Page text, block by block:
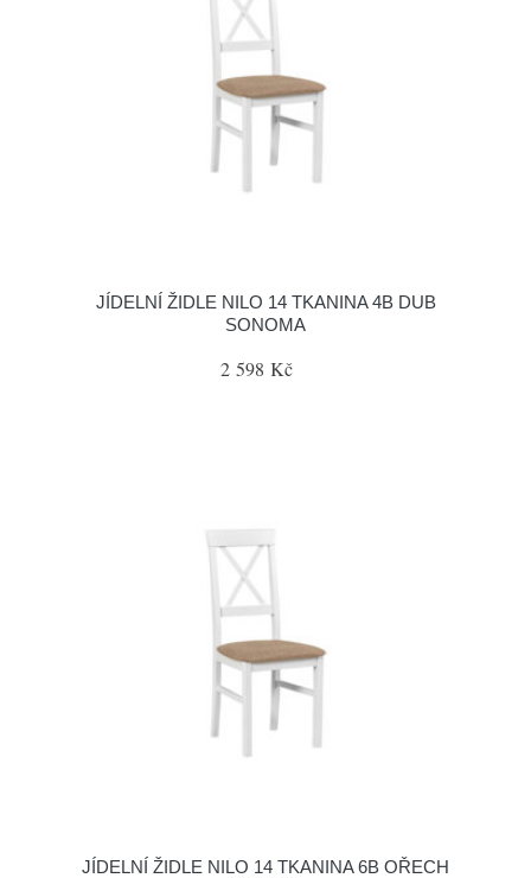
JÍDELNÍ ŽIDLE NILO 14 TKANINA 4B DUB
SONOMA
2 598 Kč
JÍDELNÍ ŽIDLE NILO 14 TKANINA 6B OŘECH